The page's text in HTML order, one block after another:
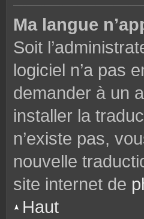
Ma langue
Soit
logiciel n’a pas
demander à un
installer la
n’existe pas,
nouvelle
site internet de
Haut